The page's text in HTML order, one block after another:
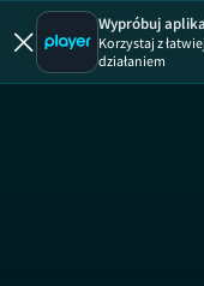
Wypróbuj
Korzystaj z
działaniem